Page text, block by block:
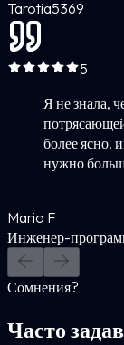
Tarotia5369
5
Я не знала,
более ясно,
нужно
Mario F
Инженер-
Сомнения?
Часто